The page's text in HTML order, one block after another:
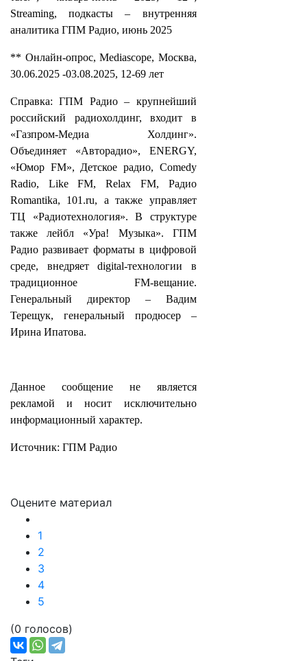
Streaming, подкасты – внутренняя
аналитика ГПМ Радио, июнь 2025
** Онлайн-опрос, Mediascope, Москва,
30.06.2025 -03.08.2025, 12-69 лет
Справка: ГПМ Радио – крупнейший
российский радиохолдинг, входит в
«Газпром-Медиа Холдинг».
Объединяет «Авторадио», ENERGY,
«Юмор FM», Детское радио, Comedy
Radio, Like FM, Relax FM, Радио
Romantika, 101.ru, а также управляет
ТЦ «Радиотехнология». В структуре
также лейбл «Ура! Музыка». ГПМ
Радио развивает форматы в цифровой
среде, внедряет digital-технологии в
традиционное FM-вещание.
Генеральный директор – Вадим
Терещук, генеральный продюсер –
Ирина Ипатова.
Данное сообщение не является
рекламой и носит исключительно
информационный характер.
Источник: ГПМ Радио
Оцените материал
1
2
3
4
5
(0 голосов)